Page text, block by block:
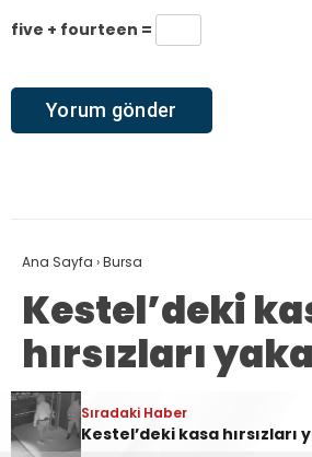
Sıradaki Haber
five + fourteen =
Sıradaki Haber
Ana Sayfa ›Bursa
Kestel’deki
hırsızları
emrah taş